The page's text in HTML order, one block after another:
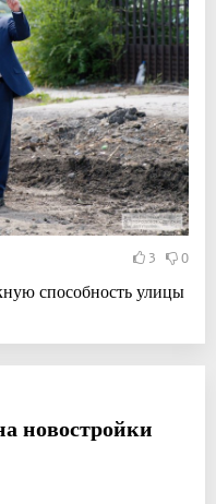
3 0
способность улицы
новостройки